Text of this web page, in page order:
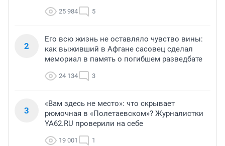
25 984 5
2
Его всю жизнь не оставляло чувство вины:
как выживший в Афгане сасовец сделал
мемориал в память о погибшем разведбате
24 134 3
3
«Вам здесь не место»: что скрывает
рюмочная в «Полетаевском»? Журналистки
YA62.RU проверили на себе
19 001 1